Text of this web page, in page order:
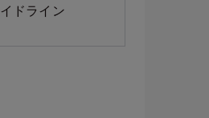
ドライン